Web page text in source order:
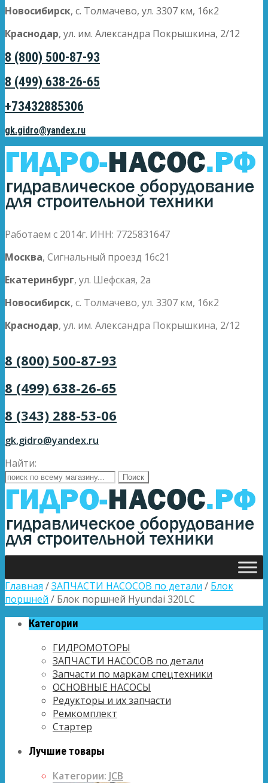
Новосибирск, с. Толмачево, ул. 3307 км, 16к2
Краснодар, ул. им. Александра Покрышкина, 2/12
8 (800) 500-87-93
8 (499) 638-26-65
+73432885306
gk.gidro@yandex.ru
Работаем с 2014г. ИНН: 7725831647
Москва, Сигнальный проезд 16с21
Екатеринбург, ул. Шефская, 2а
Новосибирск, с. Толмачево, ул. 3307 км, 16к2
Краснодар, ул. им. Александра Покрышкина, 2/12
8 (800) 500-87-93
8 (499) 638-26-65
8 (343) 288-53-06
gk.gidro@yandex.ru
Найти:
Главная /ЗАПЧАСТИ НАСОСОВ по детали / Блок
поршней / Блок поршней Hyundai 320LC
Категории
ГИДРОМОТОРЫ
ЗАПЧАСТИ НАСОСОВ по детали
Запчасти по маркам спецтехники
ОСНОВНЫЕ НАСОСЫ
Редукторы и их запчасти
Ремкомплект
Стартер
Лучшие товары
Категории: JCB